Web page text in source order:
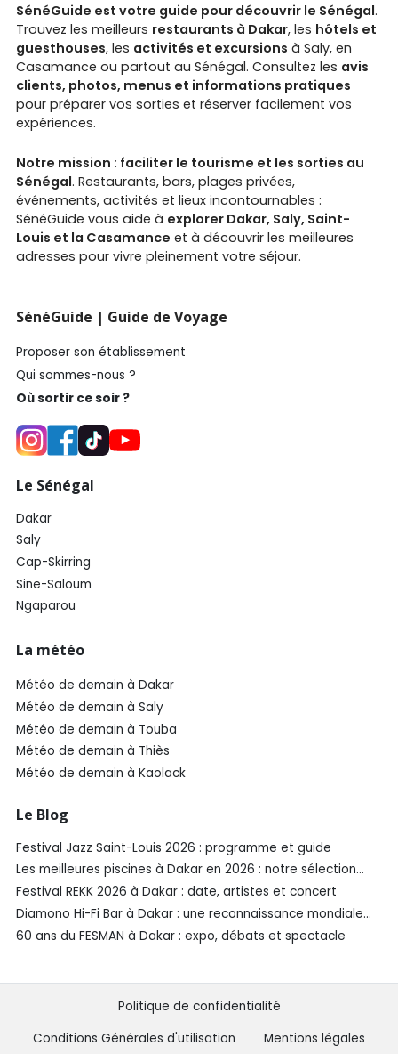
SénéGuide est votre guide pour découvrir le Sénégal.
Trouvez les meilleurs restaurants à Dakar, les hôtels et
guesthouses, les activités et excursions à Saly, en
Casamance ou partout au Sénégal. Consultez les avis
clients, photos, menus et informations pratiques
pour préparer vos sorties et réserver facilement vos
expériences.
Notre mission : faciliter le tourisme et les sorties au
Sénégal. Restaurants, bars, plages privées,
événements, activités et lieux incontournables :
SénéGuide vous aide à explorer Dakar, Saly, Saint-
Louis et la Casamance et à découvrir les meilleures
adresses pour vivre pleinement votre séjour.
SénéGuide | Guide de Voyage
Proposer son établissement
Qui sommes-nous ?
Où sortir ce soir ?
Le Sénégal
Dakar
Saly
Cap-Skirring
Sine-Saloum
Ngaparou
La météo
Météo de demain à Dakar
Météo de demain à Saly
Météo de demain à Touba
Météo de demain à Thiès
Météo de demain à Kaolack
Le Blog
Festival Jazz Saint-Louis 2026 : programme et guide
Les meilleures piscines à Dakar en 2026 : notre sélection
SénéGuide
Festival REKK 2026 à Dakar : date, artistes et concert
Diamono Hi-Fi Bar à Dakar : une reconnaissance mondiale
aux Spirited Awards®️ 2026
60 ans du FESMAN à Dakar : expo, débats et spectacle
Politique de confidentialité
Conditions Générales d'utilisation
Mentions légales